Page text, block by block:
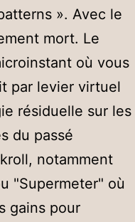
». Avec le
mort. Le
où vous
par levier virtuel
résiduelle sur les
du passé
notamment
"Supermeter" où
gains pour